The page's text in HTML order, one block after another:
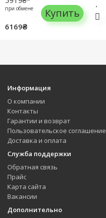
при обмене
6169₴
Купить
Информация
О компании
Контакты
Гарантии и возврат
Пользовательское соглашение
Доставка и оплата
Служба поддержки
Обратная связь
Прайс
Карта сайта
Вакансии
Дополнительно